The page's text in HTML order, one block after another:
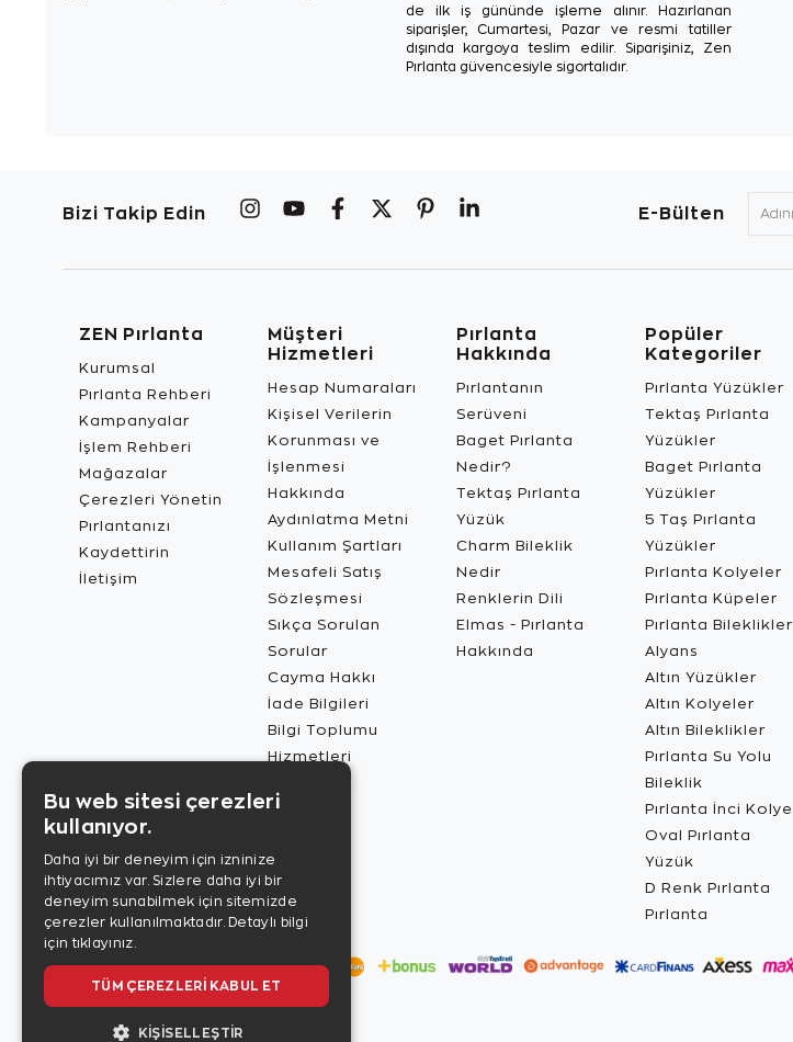
de ilk iş gününde işleme alınır. Hazırlanan
siparişler, Cumartesi, Pazar ve resmi tatiller
dışında kargoya teslim edilir. Siparişiniz, Zen
Pırlanta güvencesiyle sigortalıdır.
Bizi Takip Edin E-Bülten
ZEN Pırlanta
Kurumsal
Pırlanta Rehberi
Kampanyalar
İşlem Rehberi
Mağazalar
Çerezleri Yönetin
Pırlantanızı
Kaydettirin
İletişim
Müşteri
Hizmetleri
Hesap Numaraları
Kişisel Verilerin
Korunması ve
İşlenmesi
Hakkında
Aydınlatma Metni
Kullanım Şartları
Mesafeli Satış
Sözleşmesi
Sıkça Sorulan
Sorular
Cayma Hakkı
İade Bilgileri
Bilgi Toplumu
Hizmetleri
Pırlanta
Hakkında
Pırlantanın
Serüveni
Baget Pırlanta
Nedir?
Tektaş Pırlanta
Yüzük
Charm Bileklik
Nedir
Renklerin Dili
Elmas - Pırlanta
Hakkında
Popüler
Kategoriler
Pırlanta Yüzükler
Tektaş Pırlanta
Yüzükler
Baget Pırlanta
Yüzükler
5 Taş Pırlanta
Yüzükler
Pırlanta Kolyeler
Pırlanta Küpeler
Pırlanta Bileklikler
Alyans
Altın Yüzükler
Altın Kolyeler
Altın Bileklikler
Pırlanta Su Yolu
Bileklik
Pırlanta İnci Kolye
Oval Pırlanta
Yüzük
D Renk Pırlanta
Pırlanta
Bu web sitesi çerezleri
kullanıyor.
Daha iyi bir deneyim için izninize
ihtiyacımız var. Sizlere daha iyi bir
deneyim sunabilmek için sitemizde
çerezler kullanılmaktadır. Detaylı bilgi
için tıklayınız.
TÜM ÇEREZLERI KABUL ET
KIŞISELLEŞTIR